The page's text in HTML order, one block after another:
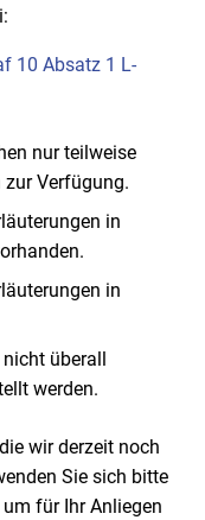
10 Absatz 1 L-
nur teilweise
Verfügung.
in
in
überall
werden.
wir derzeit noch
Sie sich bitte
für Ihr Anliegen